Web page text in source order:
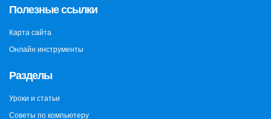
Полезные ссылки
Карта сайта
Онлайн инструменты
Разделы
Уроки и статьи
Советы по компьютеру